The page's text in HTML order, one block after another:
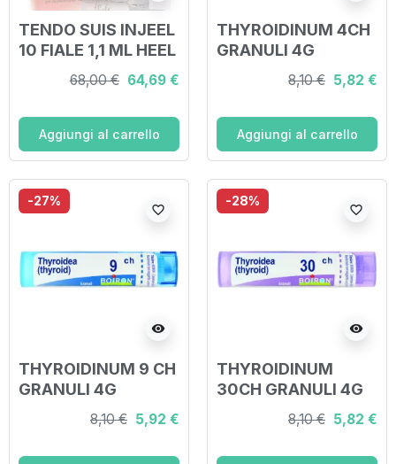
TENDO SUIS INJEEL
10 FIALE 1,1 ML HEEL
68,00 € 64,69 €
Aggiungi al carrello
THYROIDINUM 4CH
GRANULI 4G
8,10 € 5,82 €
Aggiungi al carrello
-27%
visibility
favorite_border
THYROIDINUM 9 CH
GRANULI 4G
8,10 € 5,92 €
-28%
visibility
favorite_border
THYROIDINUM
30CH GRANULI 4G
8,10 € 5,82 €